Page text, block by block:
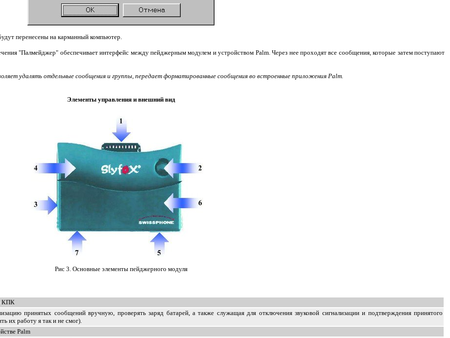
перенесены на карманный компьютер.
"Палмейджер" обеспечивает интерфейс между пейджерным модулем и устройством Palm. Через нее проходят все сообщения, которые затем поступают
удалять отдельные сообщения и группы, передает форматированные сообщения во встроенные приложения Palm.
Элементы управления и внешний вид
Рис 3. Основные элементы пейджерного модуля
КПК
принятых сообщений вручную, проверять заряд батарей, а также служащая для отключения звуковой сигнализации и подтверждения принятого
их работу я так и не смог).
Palm